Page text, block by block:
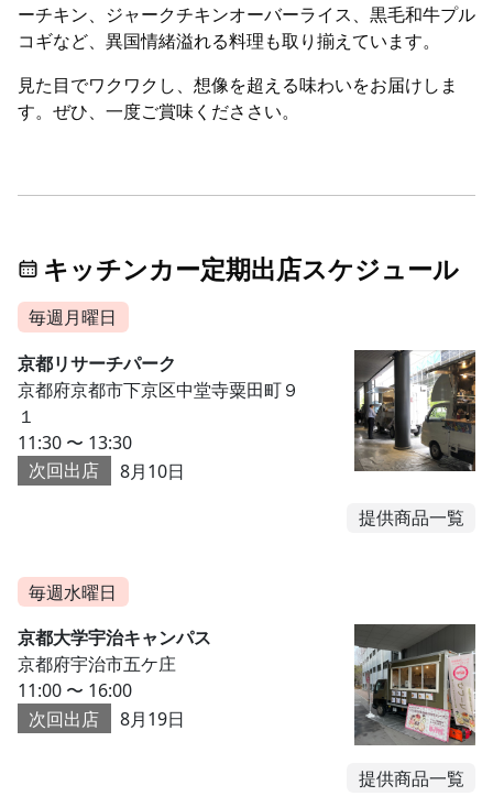
ーチキン、ジャークチキンオーバーライス、黒毛和牛プル
コギなど、異国情緒溢れる料理も取り揃えています。
見た目でワクワクし、想像を超える味わいをお届けしま
す。ぜひ、一度ご賞味くだささい。
キッチンカー定期出店スケジュール
毎週月曜日
京都リサーチパーク
京都府京都市下京区中堂寺粟田町９
１
11:30 〜 13:30
次回出店
8月10日
提供商品一覧
毎週水曜日
京都大学宇治キャンパス
京都府宇治市五ケ庄
11:00 〜 16:00
次回出店
8月19日
提供商品一覧